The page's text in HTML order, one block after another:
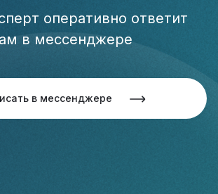
оперативно ответит
в мессенджере
в мессенджере